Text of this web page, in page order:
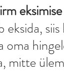
eksida,
oma
mitte